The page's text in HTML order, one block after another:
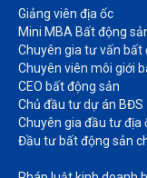
Giảng viên địa ốc
Mini MBA Bất động
Chuyên gia tư vấn bất
Chuyên viên môi giới
CEO bất động sản
Chủ đầu tư dự án BĐS
Chuyên gia đầu tư địa
Đầu tư bất động sản